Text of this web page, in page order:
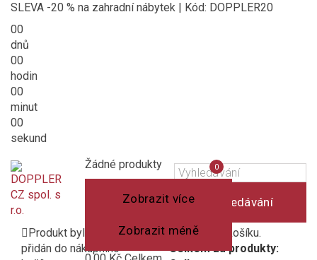
SLEVA -20 % na zahradní nábytek | Kód: DOPPLER20
00
dnů
00
hodin
00
minut
00
sekund
Vyhledávání
Košík
(prázdný)
Žádné produkty
Zobrazit více
Zobrazit méně
Produkt byl úspěšně
přidán do nákupního
1 produkt v košíku.
Celkem za produkty:
Porovnání
produktů
0